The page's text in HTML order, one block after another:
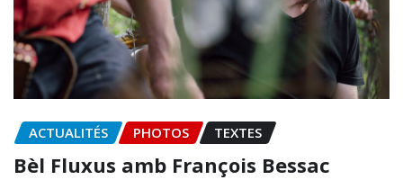
ACTUALITÉS PHOTOS TEXTES
Bèl Fluxus amb François Bessac